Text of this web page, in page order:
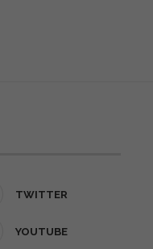
TWITTER
YOUTUBE